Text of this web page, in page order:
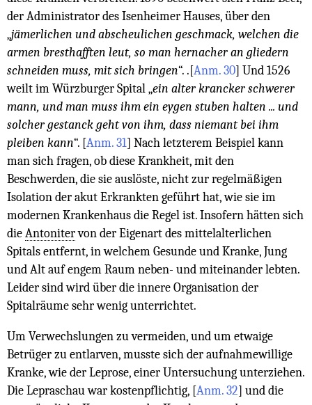
der Administrator des Isenheimer Hauses, über den
„jämerlichen und abscheulichen geschmack, welchen die
armen bresthafften leut, so man hernacher an gliedern
schneiden muss, mit sich bringen“. . [Anm. 30] Und 1526
weilt im Würzburger Spital „ein alter krancker schwerer
mann, und man muss ihm ein eygen stuben halten ... und
solcher gestanck geht von ihm, dass niemant bei ihm
pleiben kann“. [Anm. 31] Nach letzterem Beispiel kann
man sich fragen, ob diese Krankheit, mit den
Beschwerden, die sie auslöste, nicht zur regelmäßigen
Isolation der akut Erkrankten geführt hat, wie sie im
modernen Krankenhaus die Regel ist. Insofern hätten sich
die Antonitervon der Eigenart des mittelalterlichen
Spitals entfernt, in welchem Gesunde und Kranke, Jung
und Alt auf engem Raum neben- und miteinander lebten.
Leider sind wird über die innere Organisation der
Spitalräume sehr wenig unterrichtet.
Um Verwechslungen zu vermeiden, und um etwaige
Betrüger zu entlarven, musste sich der aufnahmewillige
Kranke, wie der Leprose, einer Untersuchung unterziehen.
Die Lepraschau war kostenpflichtig, [Anm. 32] und die